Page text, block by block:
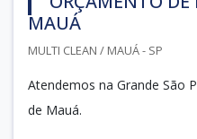
MAUÁ
MULTI CLEAN / MAUÁ - SP
Atendemos na Grande São
de Mauá.